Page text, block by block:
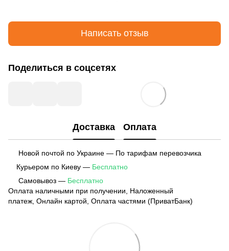
Написать отзыв
Поделиться в соцсетях
Доставка Оплата
Новой почтой по Украине — По тарифам перевозчика
Курьером по Киеву — Бесплатно
Самовывоз — Бесплатно
Оплата наличными при получении, Наложенный
платеж, Онлайн картой, Оплата частями (ПриватБанк)